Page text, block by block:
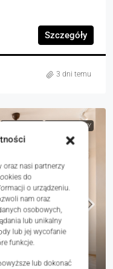
oraz nasi partnerzy
do
o urządzeniu.
nam oraz
osobowych,
lub unikalny
lub jej wycofanie
funkcje.
lub dokonać
Szczegóły
3 dni temu
RYNEK WTÓRNY